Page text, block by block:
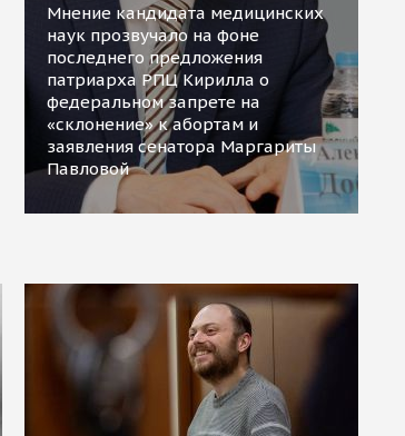
Мнение кандидата медицинских
наук прозвучало на фоне
последнего предложения
патриарха РПЦ Кирилла о
федеральном запрете на
«склонение» к абортам и
заявления сенатора Маргариты
Павловой